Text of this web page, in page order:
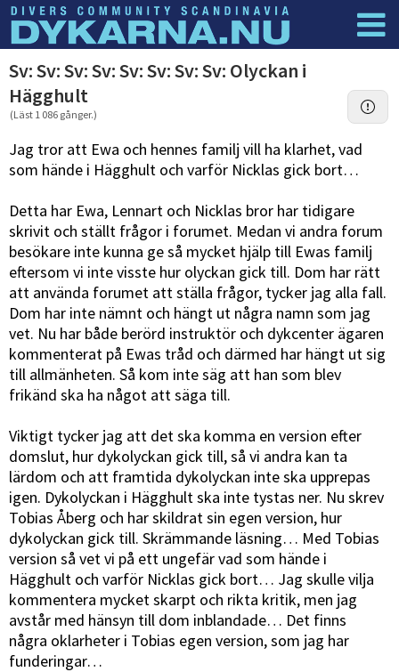
Dyknyheter
Sv: Sv: Sv: Sv: Sv: Sv: Sv: Sv: Olyckan i
Hägghult
(Läst 1 086 gånger.)
Jag tror att Ewa och hennes familj vill ha klarhet, vad
som hände i Hägghult och varför Nicklas gick bort…
Detta har Ewa, Lennart och Nicklas bror har tidigare
skrivit och ställt frågor i forumet. Medan vi andra forum
besökare inte kunna ge så mycket hjälp till Ewas familj
eftersom vi inte visste hur olyckan gick till. Dom har rätt
att använda forumet att ställa frågor, tycker jag alla fall.
Dom har inte nämnt och hängt ut några namn som jag
vet. Nu har både berörd instruktör och dykcenter ägaren
kommenterat på Ewas tråd och därmed har hängt ut sig
till allmänheten. Så kom inte säg att han som blev
frikänd ska ha något att säga till.
Viktigt tycker jag att det ska komma en version efter
domslut, hur dykolyckan gick till, så vi andra kan ta
lärdom och att framtida dykolyckan inte ska upprepas
igen. Dykolyckan i Hägghult ska inte tystas ner. Nu skrev
Tobias Åberg och har skildrat sin egen version, hur
dykolyckan gick till. Skrämmande läsning… Med Tobias
version så vet vi på ett ungefär vad som hände i
Hägghult och varför Nicklas gick bort… Jag skulle vilja
kommentera mycket skarpt och rikta kritik, men jag
avstår med hänsyn till dom inblandade… Det finns
några oklarheter i Tobias egen version, som jag har
funderingar…